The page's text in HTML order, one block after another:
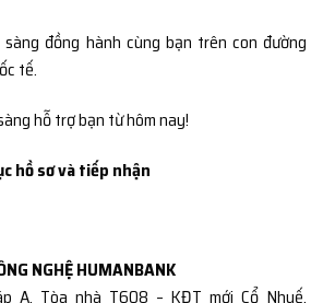
sàng đồng hành cùng bạn trên con đường
tế.
hỗ trợ bạn từ hôm nay!
hồ sơ và tiếp nhận
NGHỆ HUMANBANK
A, Tòa nhà T608 – KĐT mới Cổ Nhuế,